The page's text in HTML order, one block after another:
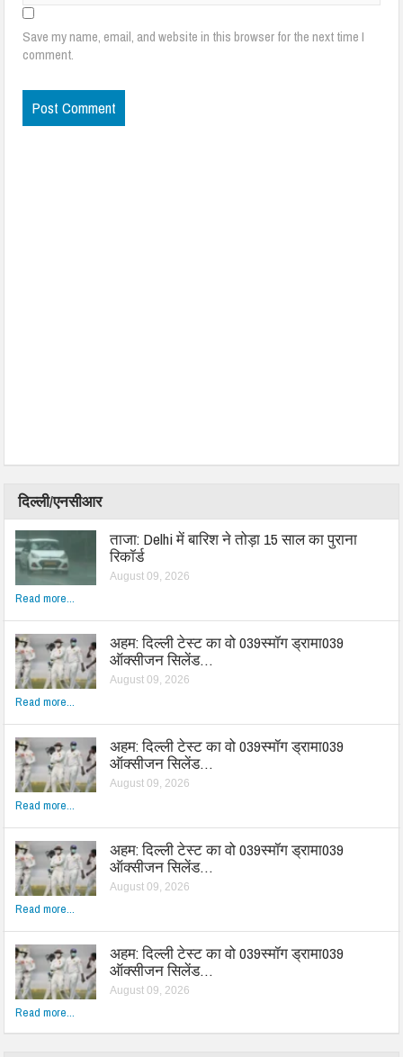
Save my name, email, and website in this browser for the next time I
comment.
दिल्ली/एनसीआर
ताजा: Delhi में बारिश ने तोड़ा 15 साल का पुराना
रिकॉर्ड
August 09, 2026
Read more...
अहम: दिल्ली टेस्ट का वो 039स्मॉग ड्रामा039
ऑक्सीजन सिलेंड…
August 09, 2026
Read more...
अहम: दिल्ली टेस्ट का वो 039स्मॉग ड्रामा039
ऑक्सीजन सिलेंड…
August 09, 2026
Read more...
अहम: दिल्ली टेस्ट का वो 039स्मॉग ड्रामा039
ऑक्सीजन सिलेंड…
August 09, 2026
Read more...
अहम: दिल्ली टेस्ट का वो 039स्मॉग ड्रामा039
ऑक्सीजन सिलेंड…
August 09, 2026
Read more...